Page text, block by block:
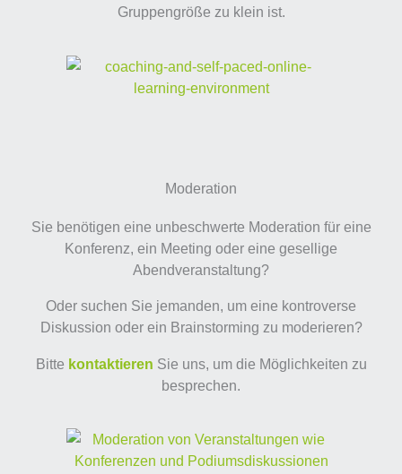
Gruppengröße zu klein ist.
Moderation
Sie benötigen eine unbeschwerte Moderation für eine
Konferenz, ein Meeting oder eine gesellige
Abendveranstaltung?
Oder suchen Sie jemanden, um eine kontroverse
Diskussion oder ein Brainstorming zu moderieren?
Bitte kontaktieren Sie uns, um die Möglichkeiten zu
besprechen.